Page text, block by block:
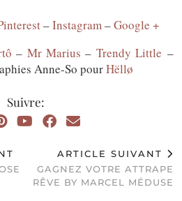
–Instagram–Google +
– Mr Marius– Trendy Little –
Anne-So pourHëllø
Suivre:
ARTICLE SUIVANT
GAGNEZ VOTRE ATTRAPE
RÊVE BY MARCEL MÉDUSE